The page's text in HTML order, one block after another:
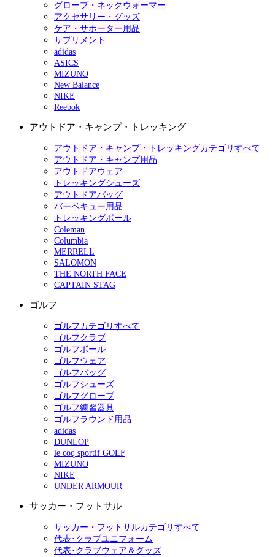
グローブ・ネックウォーマー
アクセサリー・グッズ
ケア・サポーター用品
サプリメント
adidas
ASICS
MIZUNO
New Balance
NIKE
Reebok
アウトドア・キャンプ・トレッキング
アウトドア・キャンプ・トレッキングカテゴリすべて
アウトドア・キャンプ用品
アウトドアウェア
トレッキングシューズ
アウトドアバッグ
バーベキュー用品
トレッキングポール
Coleman
Columbia
MERRELL
SALOMON
THE NORTH FACE
CAPTAIN STAG
ゴルフ
ゴルフカテゴリすべて
ゴルフクラブ
ゴルフボール
ゴルフウェア
ゴルフバッグ
ゴルフシューズ
ゴルフグローブ
ゴルフ練習器具
ゴルフラウンド用品
adidas
DUNLOP
le coq sportif GOLF
MIZUNO
NIKE
UNDER ARMOUR
サッカー・フットサル
サッカー・フットサルカテゴリすべて
代表･クラブユニフォーム
代表･クラブウェア＆グッズ